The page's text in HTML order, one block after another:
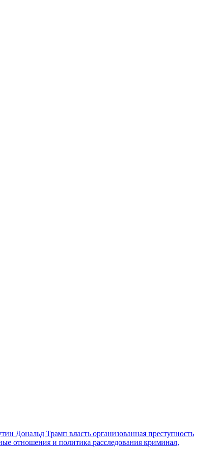
Дональд Трамп власть организованная преступность
отношения и политика расследования криминал,